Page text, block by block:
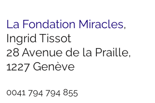
La Fondation Miracles,
Ingrid Tissot
28 Avenue de la Praille,
1227 Genève
0041 794 794 855